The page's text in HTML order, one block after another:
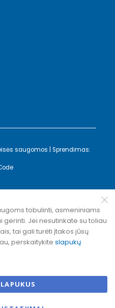
saugomos | Sprendimas:
tobulinti, asmeniniams
Jei nesutinkate su toliau
tai gali turėti įtakos jūsų
perskaitykite slapukų